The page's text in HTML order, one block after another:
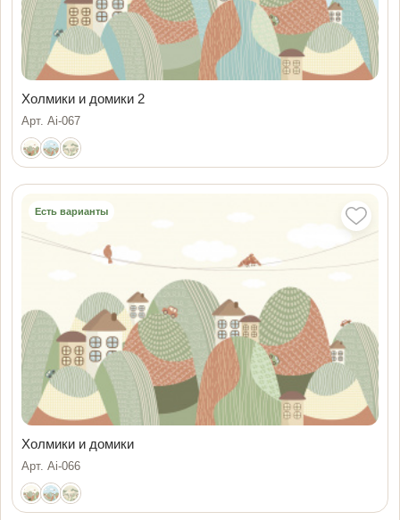
Холмики и домики 2
Арт. Ai-067
Есть варианты
Холмики и домики
Арт. Ai-066